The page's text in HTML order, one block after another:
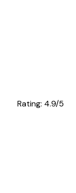
Rating: 4.9/5